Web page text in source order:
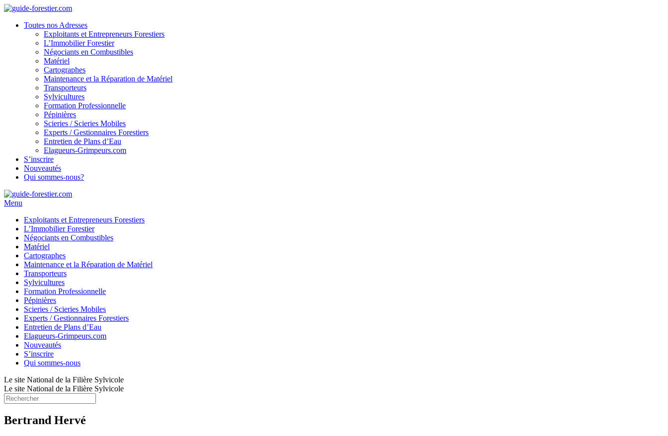
Toutes nos Adresses
Exploitants et Entrepreneurs Forestiers
L’Immobilier Forestier
Négociants en Combustibles
Matériel
Cartographes
Maintenance et la Réparation de Matériel
Transporteurs
Sylvicultures
Formation Professionnelle
Pépinières
Scieries / Scieries Mobiles
Experts / Gestionnaires Forestiers
Entretien de Plans d’Eau
Elagueurs-Grimpeurs.com
S’inscrire
Nouveautés
Qui sommes-nous?
Menu
Exploitants et Entrepreneurs Forestiers
L’Immobilier Forestier
Négociants en Combustibles
Matériel
Cartographes
Maintenance et la Réparation de Matériel
Transporteurs
Sylvicultures
Formation Professionnelle
Pépinières
Scieries / Scieries Mobiles
Experts / Gestionnaires Forestiers
Entretien de Plans d’Eau
Elagueurs-Grimpeurs.com
Nouveautés
S’inscrire
Qui sommes-nous
Le site National de la Filière Sylvicole
Le site National de la Filière Sylvicole
Bertrand Hervé